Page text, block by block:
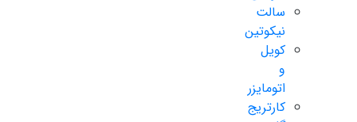
سالت
نیکوتین
کویل
و
اتومایزر
کارتریج